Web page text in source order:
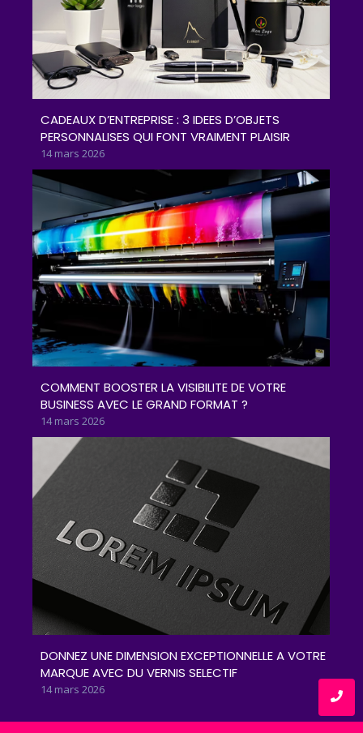
CADEAUX D’ENTREPRISE : 3 IDEES D’OBJETS
PERSONNALISES QUI FONT VRAIMENT PLAISIR
14 mars 2026
COMMENT BOOSTER LA VISIBILITE DE VOTRE
BUSINESS AVEC LE GRAND FORMAT ?
14 mars 2026
DONNEZ UNE DIMENSION EXCEPTIONNELLE A VOTRE
MARQUE AVEC DU VERNIS SELECTIF
14 mars 2026